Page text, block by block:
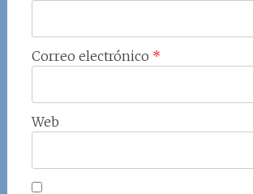
Correo electrónico *
Web